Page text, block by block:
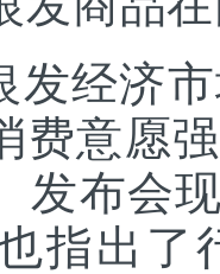
发经济
费意愿
发布会
指出了